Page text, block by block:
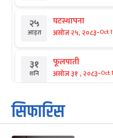
२५
आइत
घटस्थापना
असोज २५, २०८३-Oct
३१
शनि
फूलपाती
असोज ३१ , २०८३-Oct
१
आइत
कार्तिक सङ्क्रान्ति
कार्तिक १, २०८३
सिफारिस